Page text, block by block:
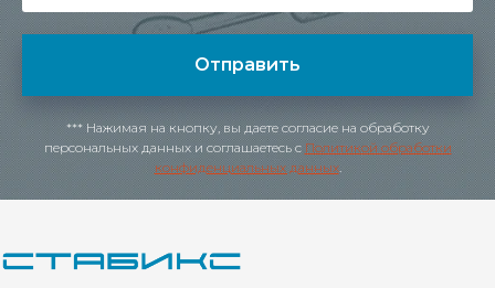
Отправить
*** Нажимая на кнопку, вы даете согласие на обработку
персональных данных и соглашаетесь c Политикой обработки
конфиденциальных данных.